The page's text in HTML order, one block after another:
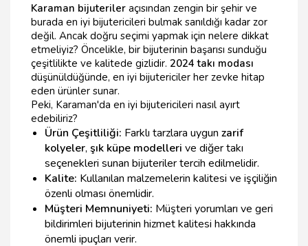
Karaman bijuteriler açısından zengin bir şehir ve
burada en iyi bijutericileri bulmak sanıldığı kadar zor
değil. Ancak doğru seçimi yapmak için nelere dikkat
etmeliyiz? Öncelikle, bir bijuterinin başarısı sunduğu
çeşitlilikte ve kalitede gizlidir. 2024 takı modası
düşünüldüğünde, en iyi bijutericiler her zevke hitap
eden ürünler sunar.
Peki, Karaman'da en iyi bijutericileri nasıl ayırt
edebiliriz?
Ürün Çeşitliliği: Farklı tarzlara uygun zarif
kolyeler, şık küpe modelleri ve diğer takı
seçenekleri sunan bijuteriler tercih edilmelidir.
Kalite: Kullanılan malzemelerin kalitesi ve işçiliğin
özenli olması önemlidir.
Müşteri Memnuniyeti: Müşteri yorumları ve geri
bildirimleri bijuterinin hizmet kalitesi hakkında
önemli ipuçları verir.